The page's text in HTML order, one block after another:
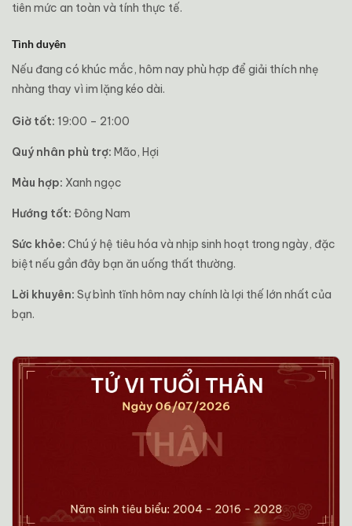
tiên mức an toàn và tính thực tế.
Tình duyên
Nếu đang có khúc mắc, hôm nay phù hợp để giải thích nhẹ
nhàng thay vì im lặng kéo dài.
Giờ tốt: 19:00 – 21:00
Quý nhân phù trợ: Mão, Hợi
Màu hợp: Xanh ngọc
Hướng tốt: Đông Nam
Sức khỏe: Chú ý hệ tiêu hóa và nhịp sinh hoạt trong ngày, đặc
biệt nếu gần đây bạn ăn uống thất thường.
Lời khuyên: Sự bình tĩnh hôm nay chính là lợi thế lớn nhất của
bạn.